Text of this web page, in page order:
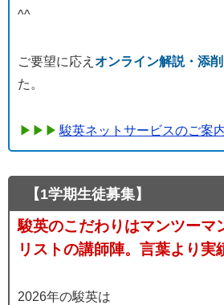
^^
ご要望に応え オンライン解説・添
た。
駿英ネットサービスのご案
【1学期生徒募集】
駿英のこだわりはマンツーマ
リストの講師陣。言葉より実
2026年の駿英は